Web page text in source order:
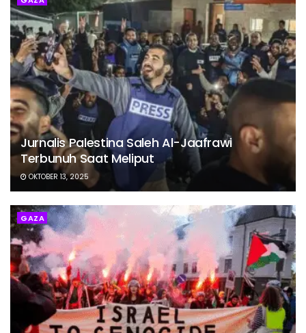
Jurnalis Palestina Saleh Al-Jaafrawi
Terbunuh Saat Meliput
OKTOBER 13, 2025
GAZA